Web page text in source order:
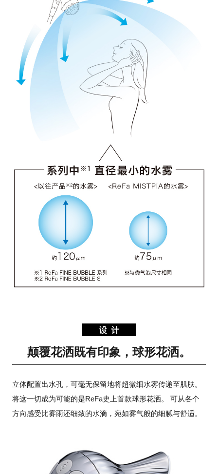
颠覆花洒既有印象，球形花洒。
立体配置出水孔，可毫无保留地将超微细水雾传递至肌肤。
将这一切成为可能的是ReFa史上首款球形花洒。
可从各个
方向感受比雾雨还细致的水滴，宛如雾气般的细腻与舒适。